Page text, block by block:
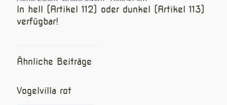
In hell (Artikel 112) oder dunkel (Artikel 113)
verfügbar!
Ähnliche Beiträge
Vogelvilla rot